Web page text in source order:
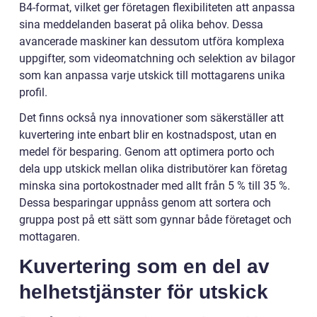
B4-format, vilket ger företagen flexibiliteten att anpassa
sina meddelanden baserat på olika behov. Dessa
avancerade maskiner kan dessutom utföra komplexa
uppgifter, som videomatchning och selektion av bilagor
som kan anpassa varje utskick till mottagarens unika
profil.
Det finns också nya innovationer som säkerställer att
kuvertering inte enbart blir en kostnadspost, utan en
medel för besparing. Genom att optimera porto och
dela upp utskick mellan olika distributörer kan företag
minska sina portokostnader med allt från 5 % till 35 %.
Dessa besparingar uppnåss genom att sortera och
gruppa post på ett sätt som gynnar både företaget och
mottagaren.
Kuvertering som en del av
helhetstjänster för utskick